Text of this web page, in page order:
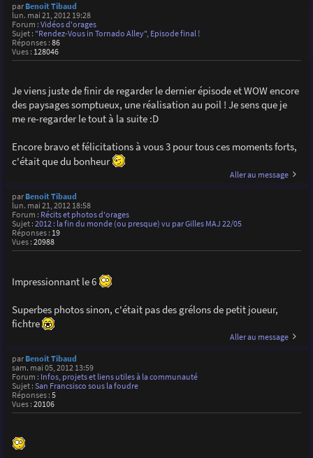
par Benoit Tibaud
lun. mai 21, 2012 19:28
Forum : Vidéos d'orages
Sujet : "Rendez-Vous in Tornado Alley", Episode final !
Réponses : 86
Vues : 128046
Je viens juste de finir de regarder le dernier épisode et WOW encore
des paysages somptueux, une réalisation au poil ! Je sens que je
me re-regarder le tout à la suite :D
Encore bravo et félicitations à vous 3 pour tous ces moments forts,
c'était que du bonheur
Aller au message
par Benoit Tibaud
lun. mai 21, 2012 18:58
Forum : Récits et photos d'orages
Sujet : 2012 : la fin du monde (ou presque) vu par Gilles MAJ 22/05
Réponses : 19
Vues : 20988
Impressionnant le 6
Superbes photos sinon, c'était pas des grélons de petit joueur,
fichtre
Aller au message
par Benoit Tibaud
sam. mai 05, 2012 13:59
Forum : Infos, projets et liens utiles à la communauté
Sujet : San Francsisco sous la foudre
Réponses : 5
Vues : 20106